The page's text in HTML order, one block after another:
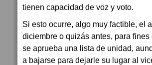
tienen capacidad de voz y voto.
Si esto ocurre, algo muy factible, el
diciembre o quizás antes, para
se aprueba una lista de unidad,
a bajarse para dejarle su lugar al